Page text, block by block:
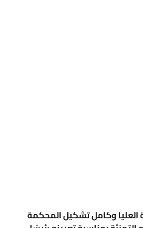
العليا وكامل تشكيل المحكمة